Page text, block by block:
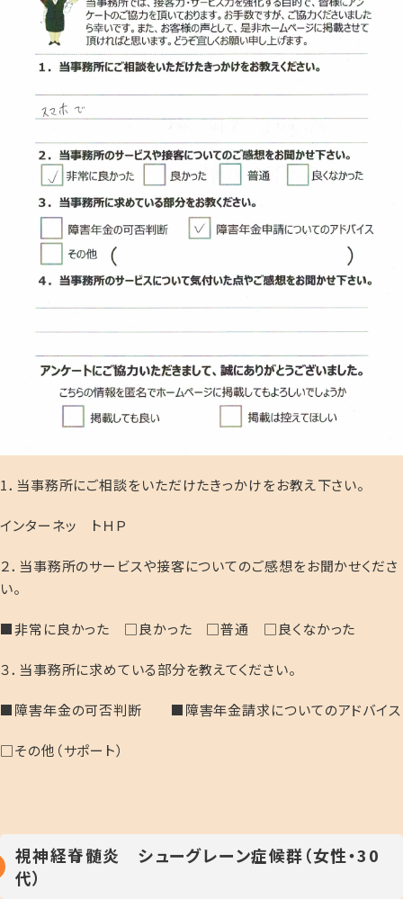
1．当事務所にご相談をいただけたきっかけをお教え下さい。
インターネッ トＨＰ
２．当事務所のサービスや接客についてのご感想をお聞かせくださ
い。
■非常に良かった □良かった □普通 □良くなかった
３．当事務所に求めている部分を教えてください。
■障害年金の可否判断 ■障害年金請求についてのアドバイス
□その他（サポート）
視神経脊髄炎 シューグレーン症候群（女性・30
代）